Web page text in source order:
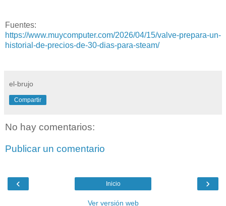
Fuentes:
https://www.muycomputer.com/2026/04/15/valve-prepara-un-
historial-de-precios-de-30-dias-para-steam/
el-brujo
Compartir
No hay comentarios:
Publicar un comentario
‹ ›
Inicio
Ver versión web